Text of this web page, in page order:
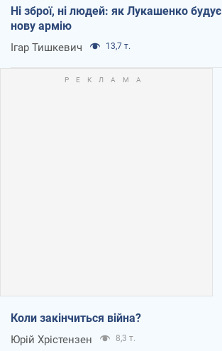
Ні зброї, ні людей: як Лукашенко будує
нову армію
Ігар Тишкевич 13,7 т.
Коли закінчиться війна?
Юрій Хрістензен 8,3 т.